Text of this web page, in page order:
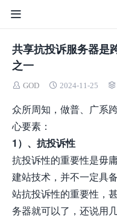
共享抗投诉服务器是
之一
GOD 2024-11-25
众所周知，做普、广系
心要素：
1）、抗投诉性
抗投诉性的重要性是毋
建站技术，并不一定具
站抗投诉性的重要性，
务器就可以了，还说用